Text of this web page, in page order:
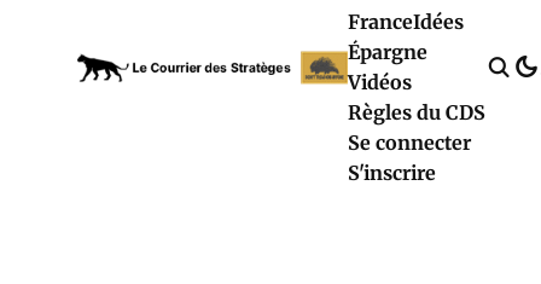
FranceIdées
Épargne
Vidéos
Règles du CDS
Se connecter
S'inscrire